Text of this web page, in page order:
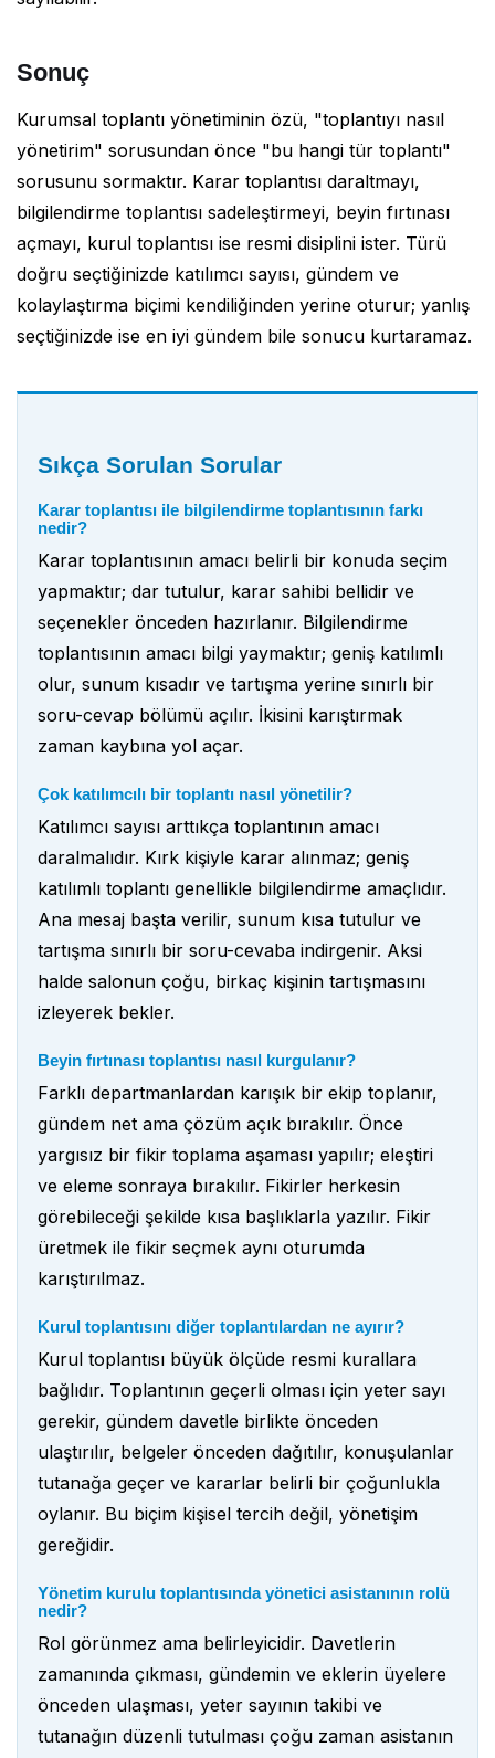
Sonuç
Kurumsal toplantı yönetiminin özü, "toplantıyı nasıl
yönetirim" sorusundan önce "bu hangi tür toplantı"
sorusunu sormaktır. Karar toplantısı daraltmayı,
bilgilendirme toplantısı sadeleştirmeyi, beyin fırtınası
açmayı, kurul toplantısı ise resmi disiplini ister. Türü
doğru seçtiğinizde katılımcı sayısı, gündem ve
kolaylaştırma biçimi kendiliğinden yerine oturur; yanlış
seçtiğinizde ise en iyi gündem bile sonucu kurtaramaz.
Sıkça Sorulan Sorular
Karar toplantısı ile bilgilendirme toplantısının farkı
nedir?
Karar toplantısının amacı belirli bir konuda seçim
yapmaktır; dar tutulur, karar sahibi bellidir ve
seçenekler önceden hazırlanır. Bilgilendirme
toplantısının amacı bilgi yaymaktır; geniş katılımlı
olur, sunum kısadır ve tartışma yerine sınırlı bir
soru-cevap bölümü açılır. İkisini karıştırmak
zaman kaybına yol açar.
Çok katılımcılı bir toplantı nasıl yönetilir?
Katılımcı sayısı arttıkça toplantının amacı
daralmalıdır. Kırk kişiyle karar alınmaz; geniş
katılımlı toplantı genellikle bilgilendirme amaçlıdır.
Ana mesaj başta verilir, sunum kısa tutulur ve
tartışma sınırlı bir soru-cevaba indirgenir. Aksi
halde salonun çoğu, birkaç kişinin tartışmasını
izleyerek bekler.
Beyin fırtınası toplantısı nasıl kurgulanır?
Farklı departmanlardan karışık bir ekip toplanır,
gündem net ama çözüm açık bırakılır. Önce
yargısız bir fikir toplama aşaması yapılır; eleştiri
ve eleme sonraya bırakılır. Fikirler herkesin
görebileceği şekilde kısa başlıklarla yazılır. Fikir
üretmek ile fikir seçmek aynı oturumda
karıştırılmaz.
Kurul toplantısını diğer toplantılardan ne ayırır?
Kurul toplantısı büyük ölçüde resmi kurallara
bağlıdır. Toplantının geçerli olması için yeter sayı
gerekir, gündem davetle birlikte önceden
ulaştırılır, belgeler önceden dağıtılır, konuşulanlar
tutanağa geçer ve kararlar belirli bir çoğunlukla
oylanır. Bu biçim kişisel tercih değil, yönetişim
gereğidir.
Yönetim kurulu toplantısında yönetici asistanının rolü
nedir?
Rol görünmez ama belirleyicidir. Davetlerin
zamanında çıkması, gündemin ve eklerin üyelere
önceden ulaşması, yeter sayının takibi ve
tutanağın düzenli tutulması çoğu zaman asistanın